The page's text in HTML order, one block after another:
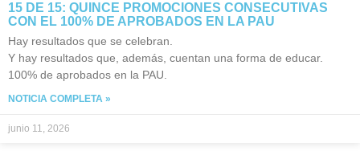
15 DE 15: QUINCE PROMOCIONES CONSECUTIVAS
CON EL 100% DE APROBADOS EN LA PAU
Hay resultados que se celebran.
Y hay resultados que, además, cuentan una forma de educar.
100% de aprobados en la PAU.
NOTICIA COMPLETA »
junio 11, 2026